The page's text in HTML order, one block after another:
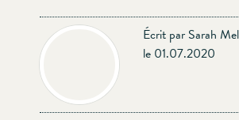
Écrit par Sarah
le 01.07.2020